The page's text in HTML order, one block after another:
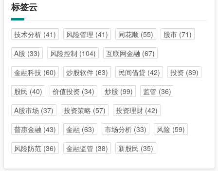
标签云
技术分析(41) 风险管理 (41) 同花顺(55) 股市(71)
A股 (33) 风险控制 (104) 互联网金融 (67)
金融科技(60) 炒股软件(63) 民间借贷(42) 投资 (89)
股民 (40) 价值投资 (34) 炒股 (99) 监管 (36)
A股市场 (37) 投资策略 (57) 投资理财(42)
普惠金融 (43) 金融 (63) 市场分析(33) 风险(59)
风险防范(36) 金融监管 (38) 新股民 (35)